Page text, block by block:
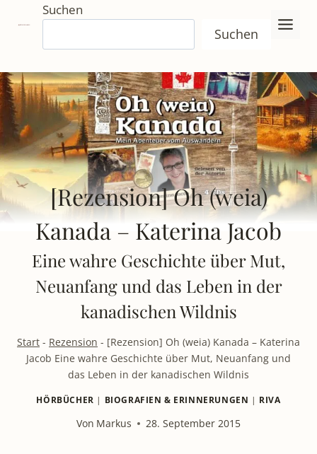
Inhalt
springen
Suchen
Suchen
[Rezension] Oh (weia)
Kanada – Katerina Jacob
Eine wahre Geschichte über Mut,
Neuanfang und das Leben in der
kanadischen Wildnis
Start - Rezension - [Rezension] Oh (weia) Kanada – Katerina
Jacob Eine wahre Geschichte über Mut, Neuanfang und
das Leben in der kanadischen Wildnis
HÖRBÜCHER | BIOGRAFIEN & ERINNERUNGEN | RIVA
Von Markus 28. September 2015